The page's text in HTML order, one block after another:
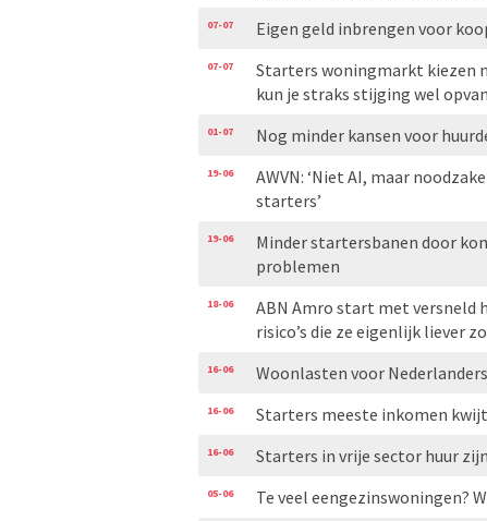
07-07 Eigen geld inbrengen voor
07-07
Starters woningmarkt kiezen
kun je straks stijging wel
01-07 Nog minder kansen voor
19-06
AWVN: ‘Niet AI, maar
starters’
19-06
Minder startersbanen door
problemen
18-06
ABN Amro start met versneld
risico’s die ze eigenlijk liever
16-06 Woonlasten voor
16-06 Starters meeste inkomen
16-06 Starters in vrije sector huur
05-06 Te veel eengezinswoningen?